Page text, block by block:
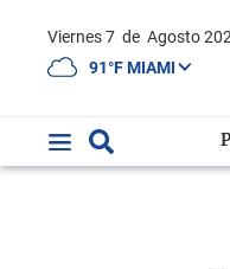
Viernes 7 de Agosto
91°F MIAMI